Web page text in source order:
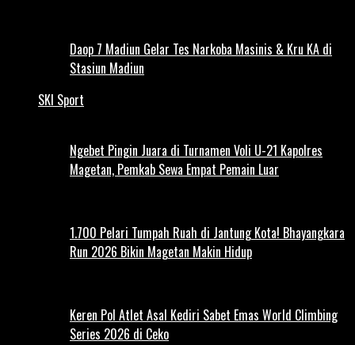
Daop 7 Madiun Gelar Tes Narkoba Masinis & Kru KA di
Stasiun Madiun
SKI Sport
Ngebet Pingin Juara di Turnamen Voli U-21 Kapolres
Magetan, Pemkab Sewa Empat Pemain Luar
1.700 Pelari Tumpah Ruah di Jantung Kota! Bhayangkara
Run 2026 Bikin Magetan Makin Hidup
Keren Pol Atlet Asal Kediri Sabet Emas World Climbing
Series 2026 di Ceko